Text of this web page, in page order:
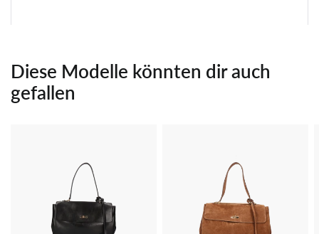
Diese Modelle könnten dir auch
gefallen